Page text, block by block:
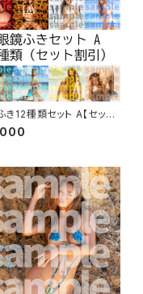
き12種類セット A【セット